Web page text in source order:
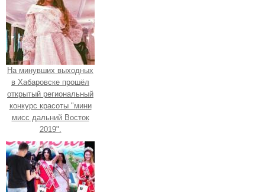
На минувших выходных
в Хабаровске прошёл
открытый региональный
конкурс красоты "мини
мисс дальний Восток
2019".